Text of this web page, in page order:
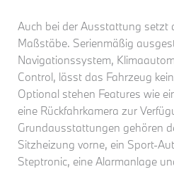
Auch bei der Ausstattung setzt
Maßstäbe. Serienmäßig
Navigationssystem,
Control, lässt das Fahrzeug
Optional stehen Features wie
eine Rückfahrkamera zur
Grundausstattungen gehören
Sitzheizung vorne, ein Sport-
Steptronic, eine Alarmanlage